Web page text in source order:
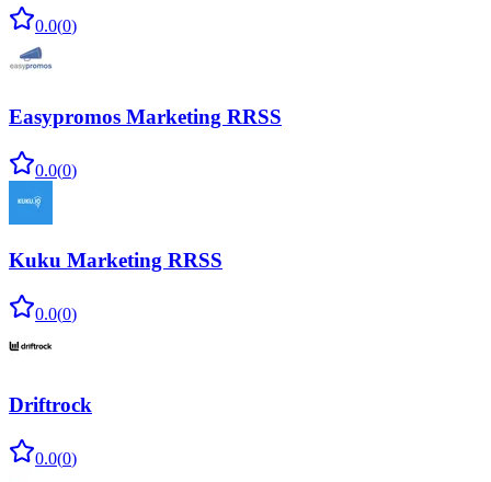
0.0(0)
Easypromos Marketing RRSS
0.0(0)
Kuku Marketing RRSS
0.0(0)
Driftrock
0.0(0)